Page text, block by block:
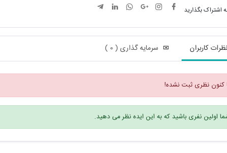
اشتراک بگذارید
کاربران سرمایه گذاری ( 0 )
کنون نظری ثبت نشده!
اولین نفری باشید که به این ایده نظر می دهید.